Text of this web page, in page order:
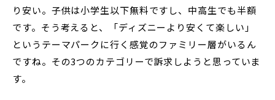
り安い。子供は小学生以下無料ですし、中高生でも半額
です。そう考えると、「ディズニーより安くて楽しい」
というテーマパークに行く感覚のファミリー層がいるん
ですね。その3つのカテゴリーで訴求しようと思っていま
す。